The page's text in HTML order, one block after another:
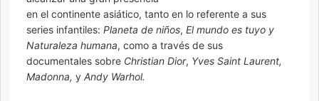
en el continente asiático, tanto en lo referente a sus
series infantiles: Planeta de niños, El mundo es tuyo y
Naturaleza humana, como a través de sus
documentales sobre Christian Dior, Yves Saint Laurent,
Madonna, y Andy Warhol.